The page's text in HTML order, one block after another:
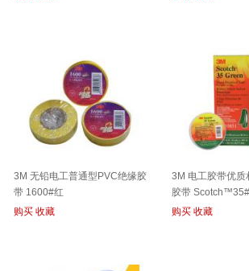
3M 无铅电工普通型PVC绝缘胶
带 1600#红
购买 收藏
3M 电工胶带优质
胶带
购买 收藏